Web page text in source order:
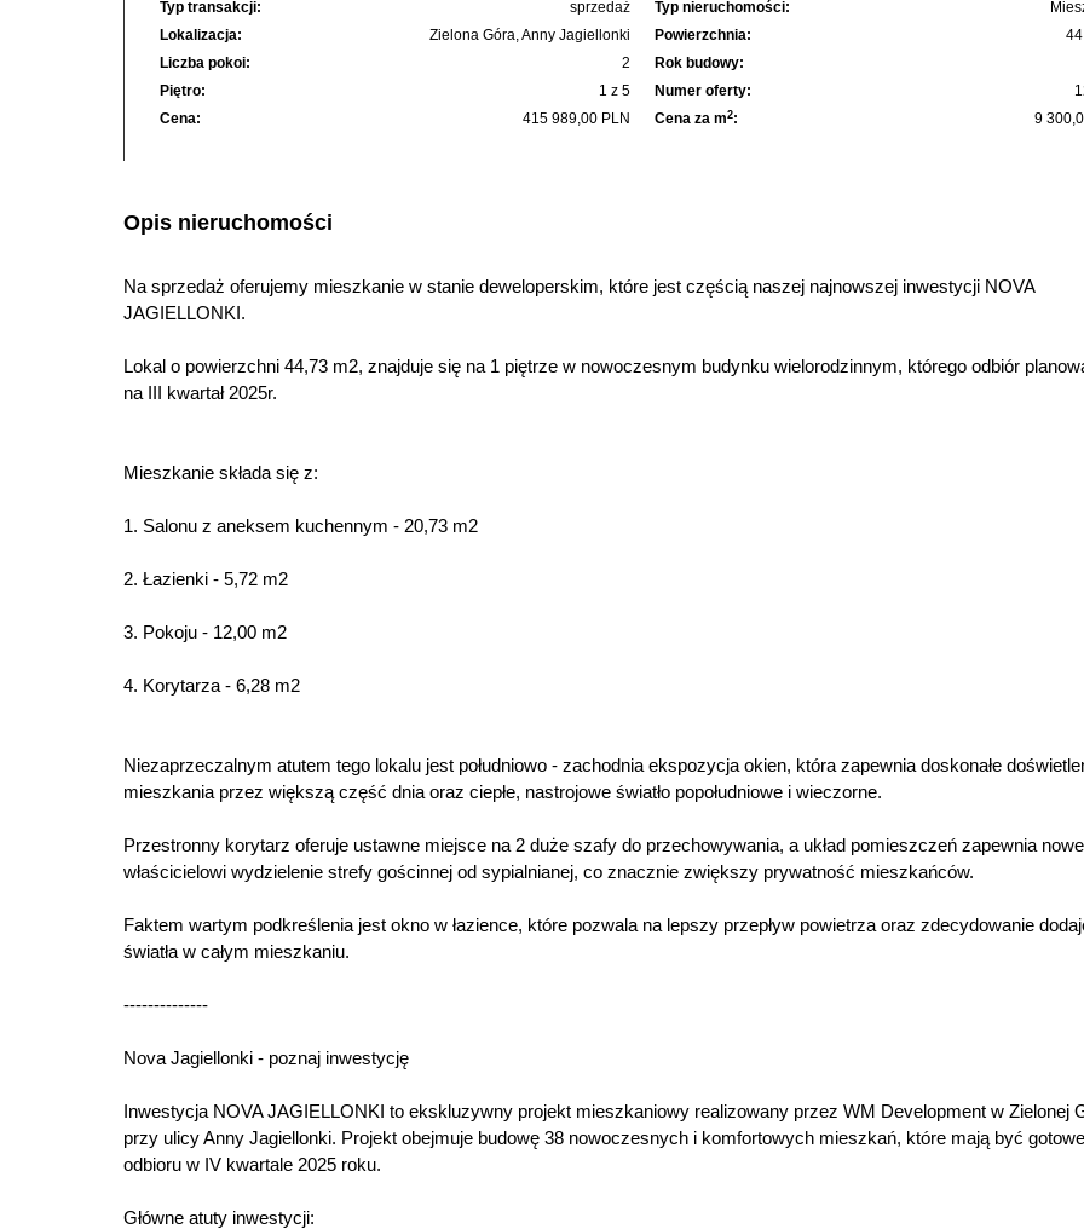
Typ transakcji: sprzedaż Typ nieruchomości:
Lokalizacja:
Zielona Góra, Anny Jagiellonki Powierzchnia:
Liczba pokoi:
2
Rok budowy:
Piętro:
1 z 5 Numer oferty:
Cena:
415 989,00 PLN Cena za m2: 9
Opis nieruchomości
Na sprzedaż oferujemy mieszkanie w stanie deweloperskim, które jest częścią naszej najnowszej inwestycji NOVA
JAGIELLONKI.
Lokal o powierzchni 44,73 m2, znajduje się na 1 piętrze w nowoczesnym budynku wielorodzinnym, którego odbiór
na III kwartał 2025r.
Mieszkanie składa się z:
1. Salonu z aneksem kuchennym - 20,73 m2
2. Łazienki - 5,72 m2
3. Pokoju - 12,00 m2
4. Korytarza - 6,28 m2
Niezaprzeczalnym atutem tego lokalu jest południowo - zachodnia ekspozycja okien, która zapewnia doskonałe
mieszkania przez większą część dnia oraz ciepłe, nastrojowe światło popołudniowe i wieczorne.
Przestronny korytarz oferuje ustawne miejsce na 2 duże szafy do przechowywania, a układ pomieszczeń zapewnia
właścicielowi wydzielenie strefy gościnnej od sypialnianej, co znacznie zwiększy prywatność mieszkańców.
Faktem wartym podkreślenia jest okno w łazience, które pozwala na lepszy przepływ powietrza oraz zdecydowanie
światła w całym mieszkaniu.
--------------
Nova Jagiellonki - poznaj inwestycję
Inwestycja NOVA JAGIELLONKI to ekskluzywny projekt mieszkaniowy realizowany przez WM Development w Zielonej
przy ulicy Anny Jagiellonki. Projekt obejmuje budowę 38 nowoczesnych i komfortowych mieszkań, które mają być
odbioru w IV kwartale 2025 roku.
Główne atuty inwestycji: